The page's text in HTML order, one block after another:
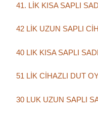
41. LİK KISA SAPLI
42 LİK UZUN SAPLI
40 LIK KISA SAPLI
51 LİK CİHAZLI DUT
30 LUK UZUN SAPLI